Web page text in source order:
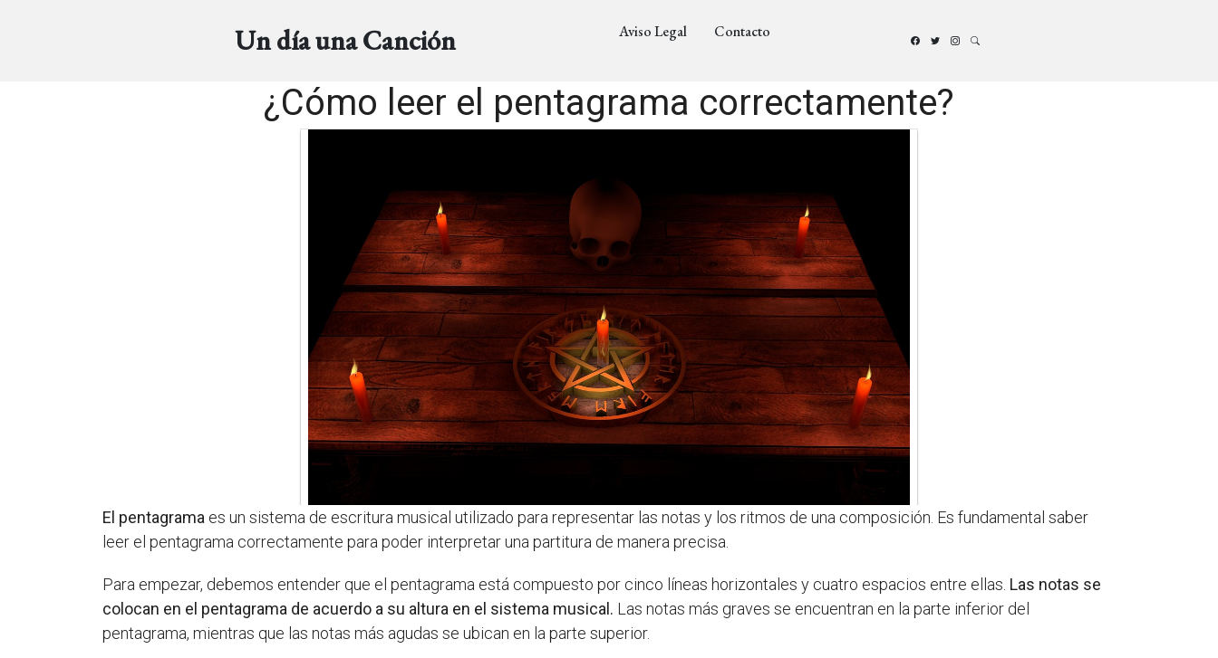
Un día una Canción Aviso Legal Contacto
¿Cómo leer el pentagrama correctamente?
El pentagrama es un sistema de escritura musical utilizado para representar las notas y los ritmos de una composición. Es fundamental saber
leer el pentagrama correctamente para poder interpretar una partitura de manera precisa.
Para empezar, debemos entender que el pentagrama está compuesto por cinco líneas horizontales y cuatro espacios entre ellas. Las notas se
colocan en el pentagrama de acuerdo a su altura en el sistema musical. Las notas más graves se encuentran en la parte inferior del
pentagrama, mientras que las notas más agudas se ubican en la parte superior.